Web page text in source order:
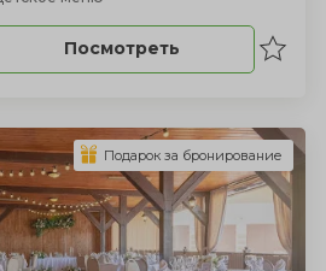
Посмотреть
Подарок за бронирование